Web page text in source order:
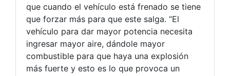
que cuando el vehículo está frenado se tiene
que forzar más para que este salga. “El
vehículo para dar mayor potencia necesita
ingresar mayor aire, dándole mayor
combustible para que haya una explosión
más fuerte y esto es lo que provoca un